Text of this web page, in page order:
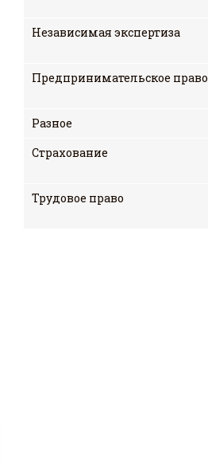
Независимая экспертиза
Предпринимательское право
Разное
Страхование
Трудовое право